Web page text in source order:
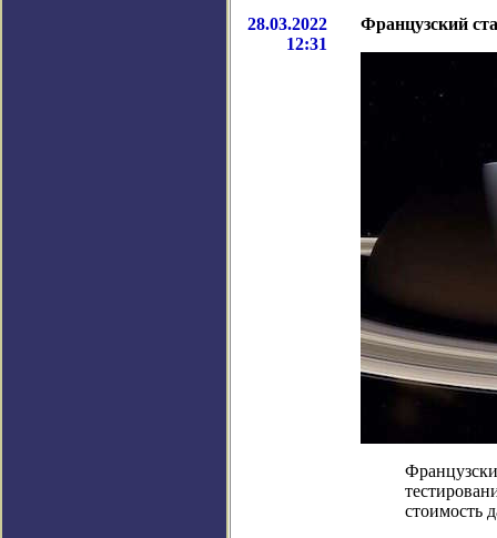
28.03.2022
12:31
Французский
стоимость